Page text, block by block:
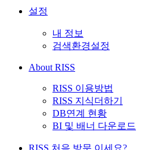
설정
내 정보
검색환경설정
About RISS
RISS 이용방법
RISS 지식더하기
DB연계 현황
BI 및 배너 다운로드
RISS 처음 방문 이세요?